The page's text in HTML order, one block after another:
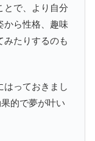
とで、より自分
から性格、趣味
みたりするのも
はっておきまし
的で夢が叶い